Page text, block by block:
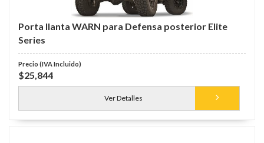
Porta llanta WARN para Defensa posterior Elite
Series
$25,844
Ver Detalles